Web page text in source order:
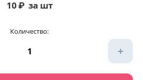
10₽ за шт
Количество:
+